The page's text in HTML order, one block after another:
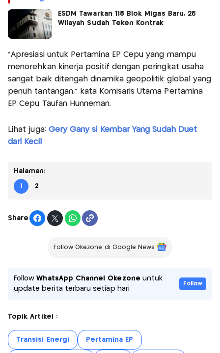
ESDM Tawarkan 118 Blok Migas Baru, 25
Wilayah Sudah Teken Kontrak
"Apresiasi untuk Pertamina EP Cepu yang mampu
menorehkan kinerja positif dengan peringkat usaha
sangat baik ditengah dinamika geopolitik global yang
penuh tantangan," kata Komisaris Utama Pertamina
EP Cepu Taufan Hunneman.
Lihat juga: Gery Gany si Kembar Yang Sudah Duet
dari Kecil
Halaman:
1 2
Share
Follow Okezone di Google News
FollowWhatsApp Channel Okezone untuk
update berita terbaru setiap hari
Follow
Topik Artikel :
Transisi Energi Pertamina EP